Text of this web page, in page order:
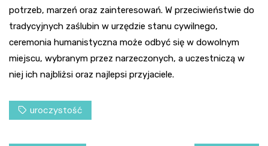
potrzeb, marzeń oraz zainteresowań. W przeciwieństwie do
tradycyjnych zaślubin w urzędzie stanu cywilnego,
ceremonia humanistyczna może odbyć się w dowolnym
miejscu, wybranym przez narzeczonych, a uczestniczą w
niej ich najbliżsi oraz najlepsi przyjaciele.
uroczystość